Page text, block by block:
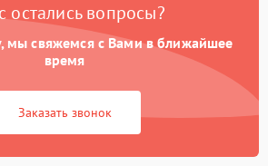
остались вопросы?
мы свяжемся с Вами в ближайшее
время
Заказать звонок